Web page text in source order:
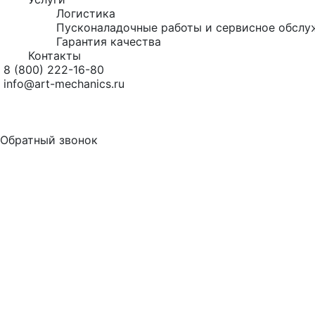
Логистика
Пусконаладочные работы и сервисное
Гарантия качества
Контакты
8 (800) 222-16-80
info@art-mechanics.ru
Обратный звонок